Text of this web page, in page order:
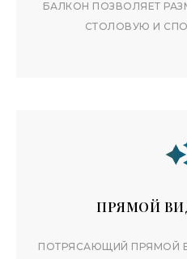
БАЛКОН ПОЗВОЛЯЕТ
СТОЛОВУЮ И
ПРЯМОЙ
ПОТРЯСАЮЩИЙ ПРЯМОЙ
АПАРТАМЕНТА